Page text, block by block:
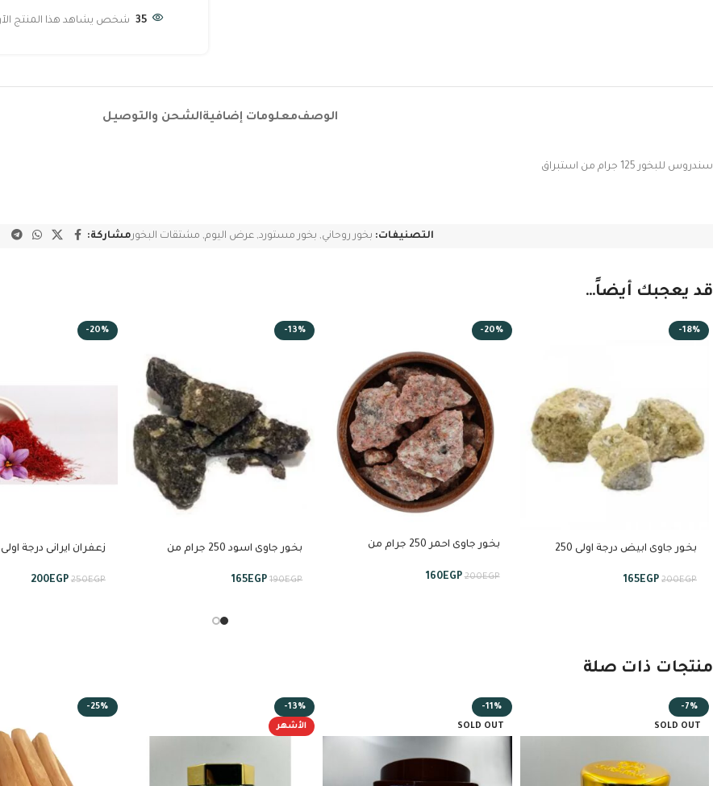
35 شخص يشاهد هذا المنتج
الوصفمعلومات إضافيةالشحن والتوصيل
سندروس للبخور 125 جرام من استبراق
التصنيفات: بخور روحاني, بخور مستورد, عرض اليوم, مشتقات البخورمشاركة:
قد يعجبك أيضاً…
-18%
بخور جاوى ابيض درجة اولى 250
200EGP
165EGP
-20%
بخور جاوى احمر 250 جرام من
200EGP
160EGP
-13%
بخور جاوى اسود 250 جرام من
190EGP
165EGP
-20%
زعفران ايرانى درجة
250EGP
200EGP
منتجات ذات صلة
-7%
SOLD OUT
-11%
SOLD OUT
-13%
الأشهر
-25%